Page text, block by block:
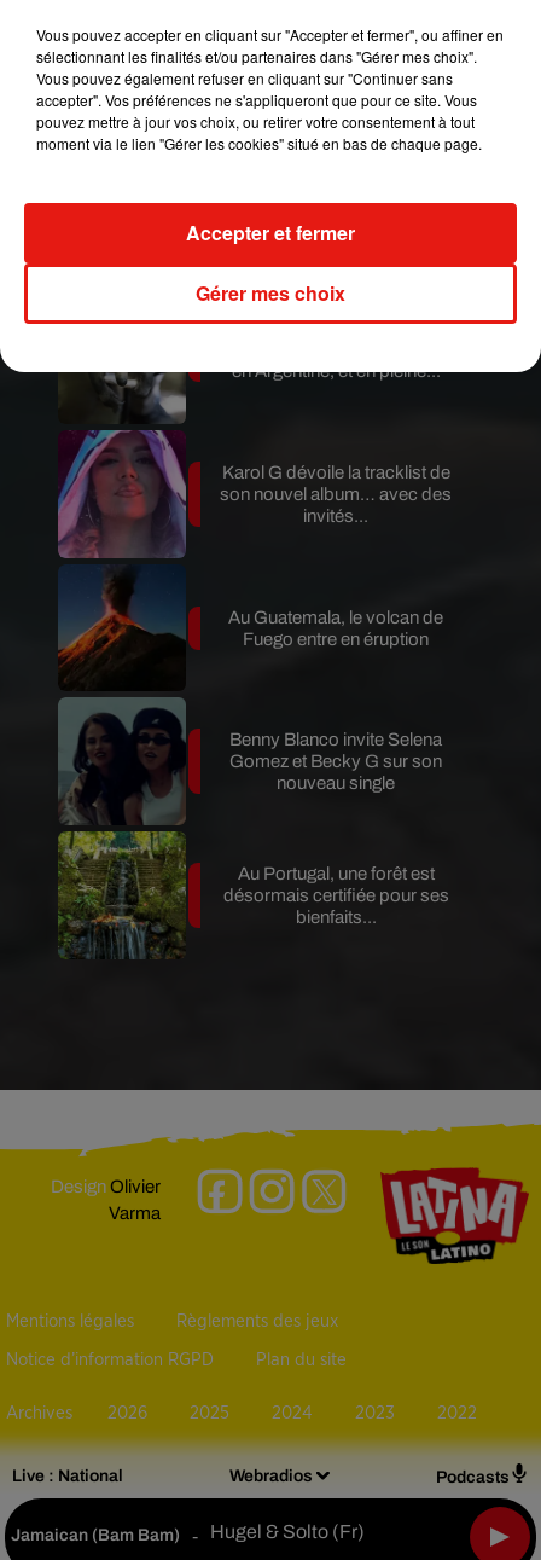
Live : National Webradios Podcasts
Jamaican (bam Bam) - Hugel & Solto (fr)
Publié : 12 décembre 2018 à 9h45 par Maud
Tambellini
Mundo Latino
de Fuego est terminée
en Argentine, et en pleine...
Karol G dévoile la tracklist de
son nouvel album… avec des
invités...
Au Guatemala, le volcan de
Fuego entre en éruption
Benny Blanco invite Selena
Gomez et Becky G sur son
nouveau single
Au Portugal, une forêt est
désormais certifiée pour ses
bienfaits...
DesignOlivier
Varma
Mentions légales Règlements des jeux
Notice d’information RGPD Plan du site
Archives 2026 2025 2024 2023 2022
Vous pouvez accepter en cliquant sur "Accepter et fermer", ou affiner en
sélectionnant les finalités et/ou partenaires dans "Gérer mes choix".
Vous pouvez également refuser en cliquant sur "Continuer sans
accepter". Vos préférences ne s'appliqueront que pour ce site. Vous
pouvez mettre à jour vos choix, ou retirer votre consentement à tout
moment via le lien "Gérer les cookies" situé en bas de chaque page.
Gérer mes choix
Accepter et fermer